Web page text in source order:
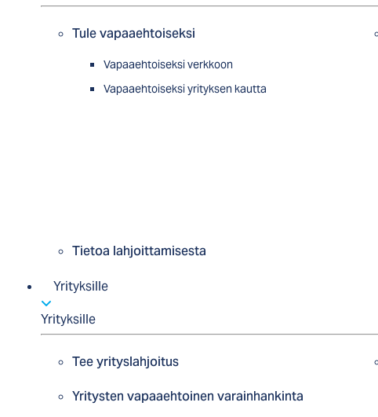
Tule vapaaehtoiseksi
Vapaaehtoiseksi verkkoon
Vapaaehtoiseksi yrityksen kautta
Tietoa lahjoittamisesta
Yrityksille
Yrityksille
Tee yrityslahjoitus
Yritysten vapaaehtoinen varainhankinta